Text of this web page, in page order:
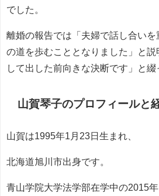
でした。
離婚の報告では「夫婦で話し合いを
の道を歩むこととなりました」と
して出した前向きな決断です」と綴
山賀琴子のプロフィールと
山賀は1995年1月23日生まれ、
北海道旭川市出身です。
青山学院大学法学部在学中の2015